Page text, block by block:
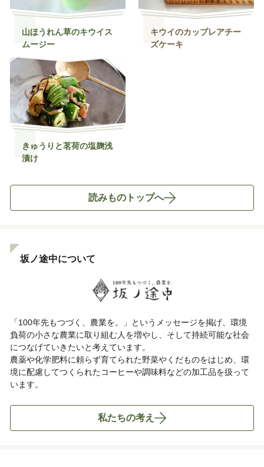
山ほうれん草のキウイス
ムージー
キウイのカップレアチー
ズケーキ
きゅうりと茗荷の塩麹浅
漬け
読みものトップへ
坂ノ途中について
「100年先もつづく、農業を。」というメッセージを掲げ、環境
負荷の小さな農業に取り組む人を増やし、そして持続可能な社会
につなげていきたいと考えています。
農薬や化学肥料に頼らず育てられた野菜やくだものをはじめ、環
境に配慮してつくられたコーヒーや調味料などの加工品を扱って
います。
私たちの考え